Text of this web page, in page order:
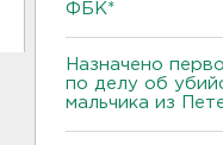
ФБК*
Назначено
по делу об
мальчика из